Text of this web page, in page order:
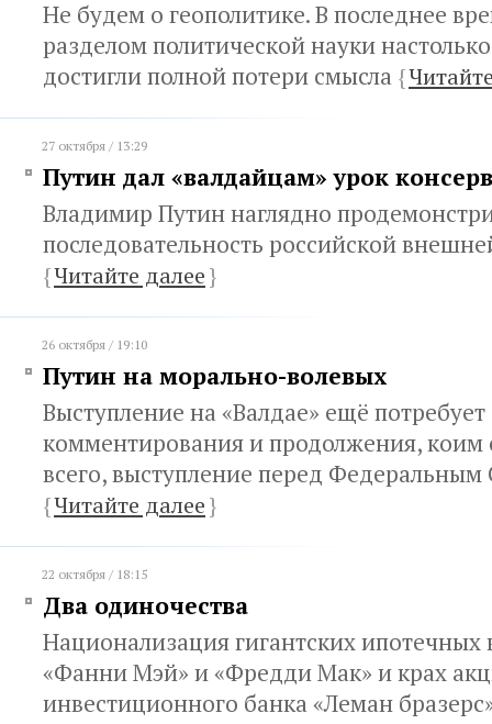
Не будем о геополитике. В последнее
разделом политической науки
достигли полной потери смысла {
27 октября / 13:29
Путин дал «валдайцам» урок
Владимир Путин наглядно
последовательность российской
{Читайте далее}
26 октября / 19:10
Путин на морально-волевых
Выступление на «Валдае» ещё
комментирования и продолжения, коим
всего, выступление перед
{Читайте далее}
22 октября / 18:15
Два одиночества
Национализация гигантских ипотечных
«Фанни Мэй» и «Фредди Мак» и крах
инвестиционного банка «Леман